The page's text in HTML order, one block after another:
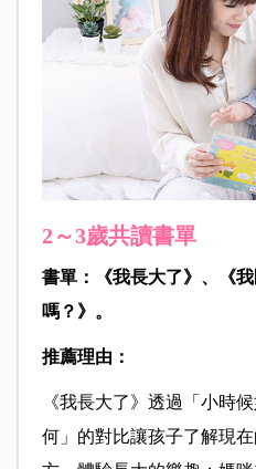
2～3歲共讀書單
書單：《我長大了》、《
嗎？》。
推薦理由：
《我長大了》透過「小時
何」的對比讓孩子了解現